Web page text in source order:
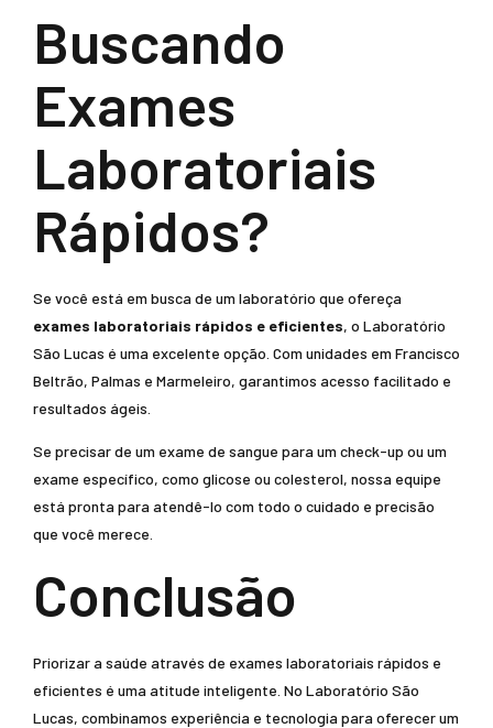
Buscando
Exames
Laboratoriais
Rápidos?
Se você está em busca de um laboratório que ofereça
exames laboratoriais rápidos e eficientes, o Laboratório
São Lucas é uma excelente opção. Com unidades em Francisco
Beltrão, Palmas e Marmeleiro, garantimos acesso facilitado e
resultados ágeis.
Se precisar de um exame de sangue para um check-up ou um
exame específico, como glicose ou colesterol, nossa equipe
está pronta para atendê-lo com todo o cuidado e precisão
que você merece.
Conclusão
Priorizar a saúde através de exames laboratoriais rápidos e
eficientes é uma atitude inteligente. No Laboratório São
Lucas, combinamos experiência e tecnologia para oferecer um